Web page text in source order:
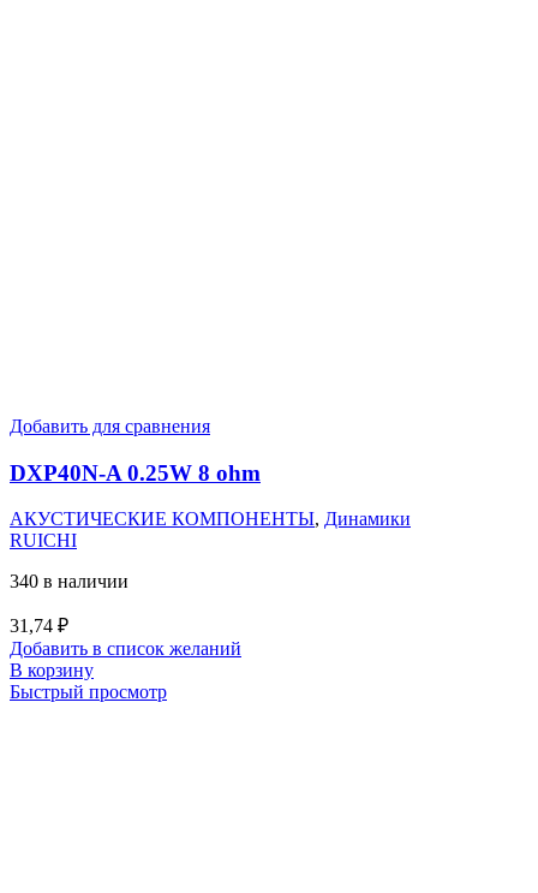
Добавить для сравнения
DXP40N-A 0.25W 8 ohm
АКУСТИЧЕСКИЕ КОМПОНЕНТЫ, Динамики
RUICHI
340 в наличии
31,74 ₽
Добавить в список желаний
В корзину
Быстрый просмотр